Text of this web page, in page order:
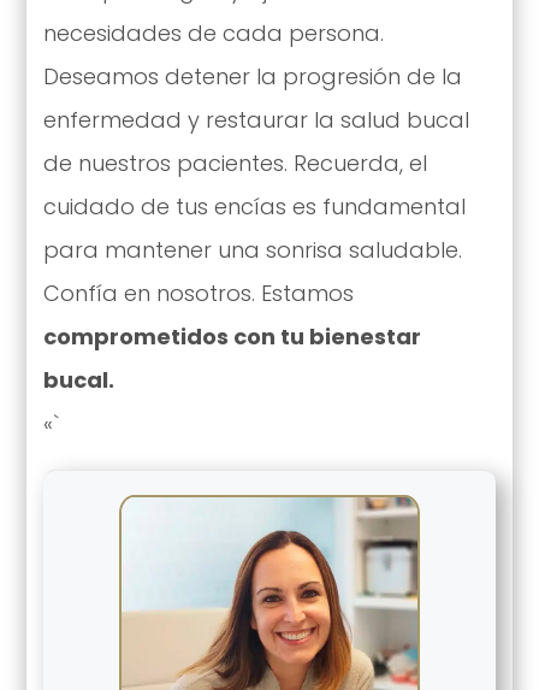
necesidades de cada persona.
Deseamos detener la progresión de la
enfermedad y restaurar la salud bucal
de nuestros pacientes. Recuerda, el
cuidado de tus encías es fundamental
para mantener una sonrisa saludable.
Confía en nosotros. Estamos
comprometidos con tu bienestar
bucal.
«`